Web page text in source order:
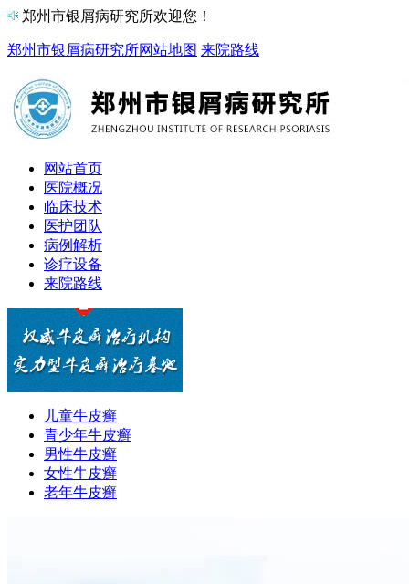
郑州市银屑病研究所欢迎您！
郑州市银屑病研究所网站地图 来院路线
网站首页
医院概况
临床技术
医护团队
病例解析
诊疗设备
来院路线
儿童牛皮癣
青少年牛皮癣
男性牛皮癣
女性牛皮癣
老年牛皮癣